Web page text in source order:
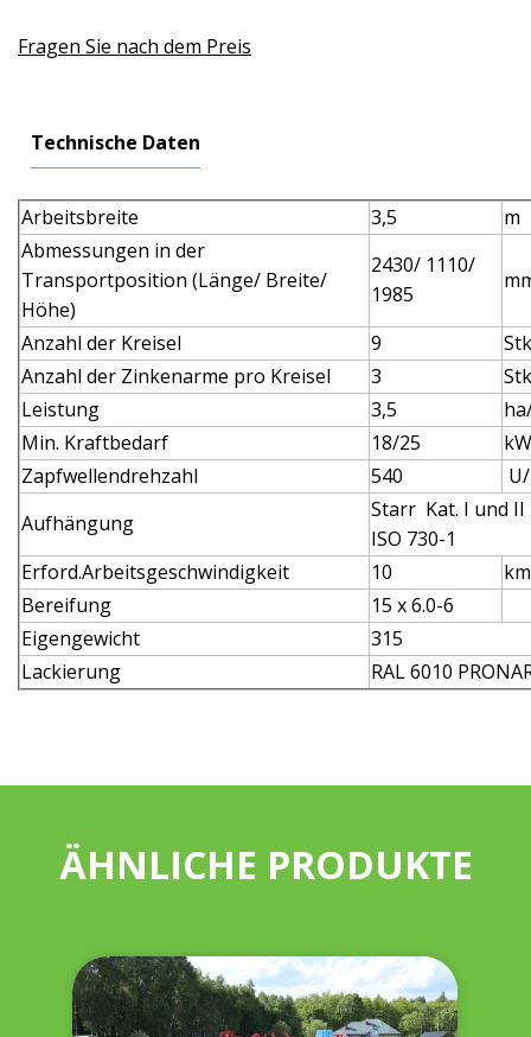
Fragen Sie nach dem Preis
Technische Daten
Arbeitsbreite 3,5
m
Abmessungen in der
Transportposition (Länge/ Breite/
Höhe)
2430/ 1110/
1985
Anzahl der Kreisel 9
Anzahl der Zinkenarme pro Kreisel
3
Leistung
3,5
Min. Kraftbedarf
18/25
Zapfwellendrehzahl
540
Aufhängung
Starr Kat. I und II
ISO 730-1
Erford.Arbeitsgeschwindigkeit
10
Bereifung
15 x 6.0-6
Eigengewicht
315
Lackierung
RAL 6010
ÄHNLICHE PRODUKTE